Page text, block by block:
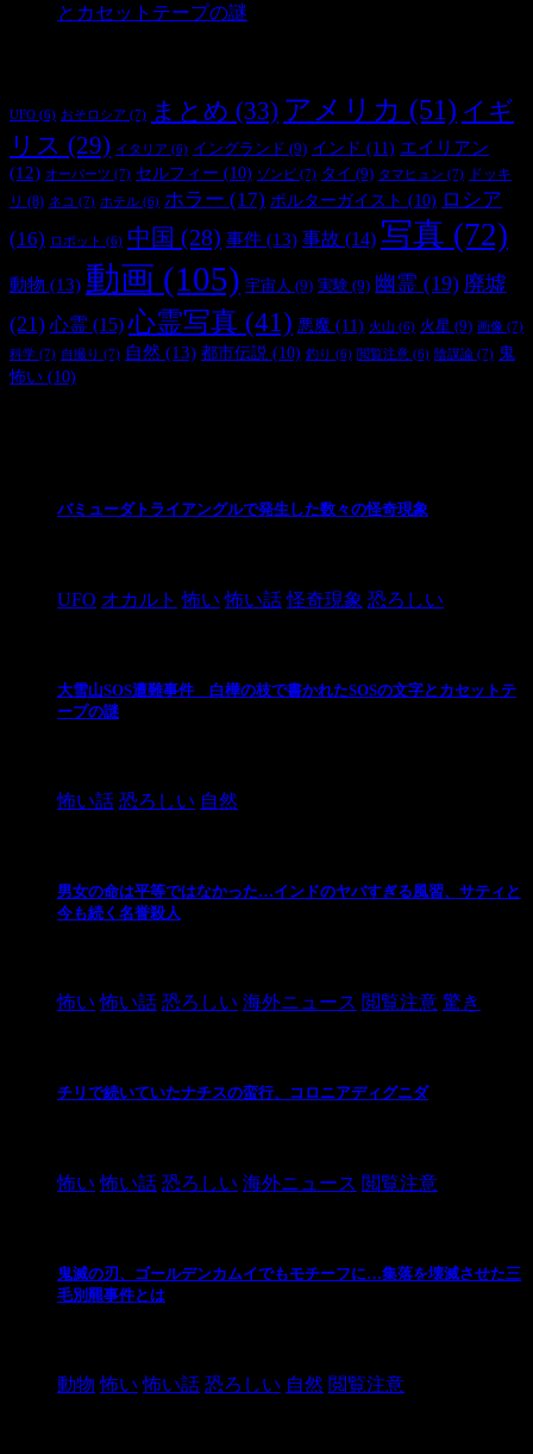
とカセットテープの謎
UFO (6) おそロシア (7) まとめ (33) アメリカ (51) イギ
リス (29) イタリア (6) イングランド (9) インド (11) エイリアン
(12) オーパーツ (7) セルフィー (10) ゾンビ (7) タイ (9) タマヒュン (7)
ドッキ
リ (8) ネコ (7) ホテル (6) ホラー (17) ポルターガイスト (10) ロシア
(16)
ロボット (6) 中国 (28) 事件 (13) 事故 (14) 写真 (72)
動物 (13) 動画 (105) 宇宙人 (9) 実験 (9) 幽霊 (19) 廃墟
(21) 心霊 (15) 心霊写真 (41) 悪魔 (11) 火山 (6) 火星 (9) 画像 (7)
科学 (7) 自撮り (7) 自然 (13) 都市伝説 (10) 釣り (6) 閲覧注意 (6) 陰謀論 (7) 鬼
怖い (10)
バミューダトライアングルで発生した数々の怪奇現象
UFO オカルト 怖い 怖い話 怪奇現象 恐ろしい
大雪山SOS遭難事件 白樺の枝で書かれたSOSの文字とカセットテ
ープの謎
怖い話 恐ろしい 自然
男女の命は平等ではなかった…インドのヤバすぎる風習、サティと
今も続く名誉殺人
怖い 怖い話 恐ろしい 海外ニュース 閲覧注意 驚き
チリで続いていたナチスの蛮行、コロニアディグニダ
怖い 怖い話 恐ろしい 海外ニュース 閲覧注意
鬼滅の刃、ゴールデンカムイでもモチーフに…集落を壊滅させた三
毛別羆事件とは
動物 怖い 怖い話 恐ろしい 自然 閲覧注意